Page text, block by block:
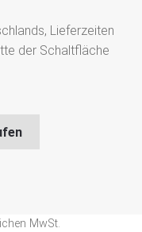
Lieferzeiten
der Schaltfläche
MwSt.